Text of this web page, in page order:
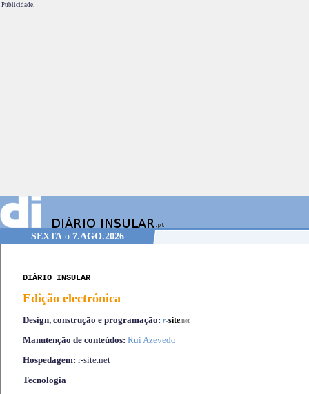
Publicidade.
SEXTA o 7.AGO.2026
DIÁRIO INSULAR
Edição electrónica
Design, construção e programação: r-site.net
Manutenção de conteúdos: Rui Azevedo
Hospedagem: r-site.net
Tecnologia